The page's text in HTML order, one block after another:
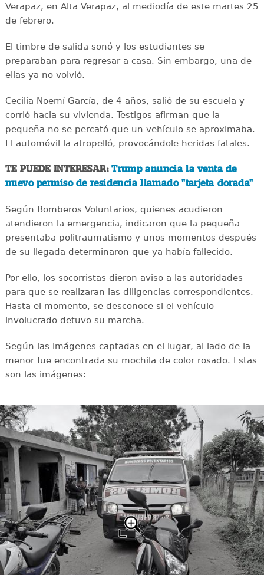
Verapaz, en Alta Verapaz, al mediodía de este martes 25
de febrero.
El timbre de salida sonó y los estudiantes se
preparaban para regresar a casa. Sin embargo, una de
ellas ya no volvió.
Cecilia Noemí García, de 4 años, salió de su escuela y
corrió hacia su vivienda. Testigos afirman que la
pequeña no se percató que un vehículo se aproximaba.
El automóvil la atropelló, provocándole heridas fatales.
TE PUEDE INTERESAR:Trump anuncia la venta de
nuevo permiso de residencia llamado "tarjeta dorada"
Según Bomberos Voluntarios, quienes acudieron
atendieron la emergencia, indicaron que la pequeña
presentaba politraumatismo y unos momentos después
de su llegada determinaron que ya había fallecido.
Por ello, los socorristas dieron aviso a las autoridades
para que se realizaran las diligencias correspondientes.
Hasta el momento, se desconoce si el vehículo
involucrado detuvo su marcha.
Según las imágenes captadas en el lugar, al lado de la
menor fue encontrada su mochila de color rosado. Estas
son las imágenes: